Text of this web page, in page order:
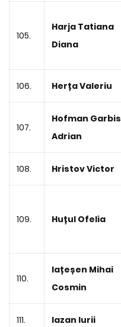
105.
Harja Tatiana
Diana
106. Herța Valeriu
107.
Hofman Garbis
Adrian
108. Hristov Victor
109. Huțul Ofelia
110.
Iațeșen Mihai
Cosmin
111. Iazan Iurii